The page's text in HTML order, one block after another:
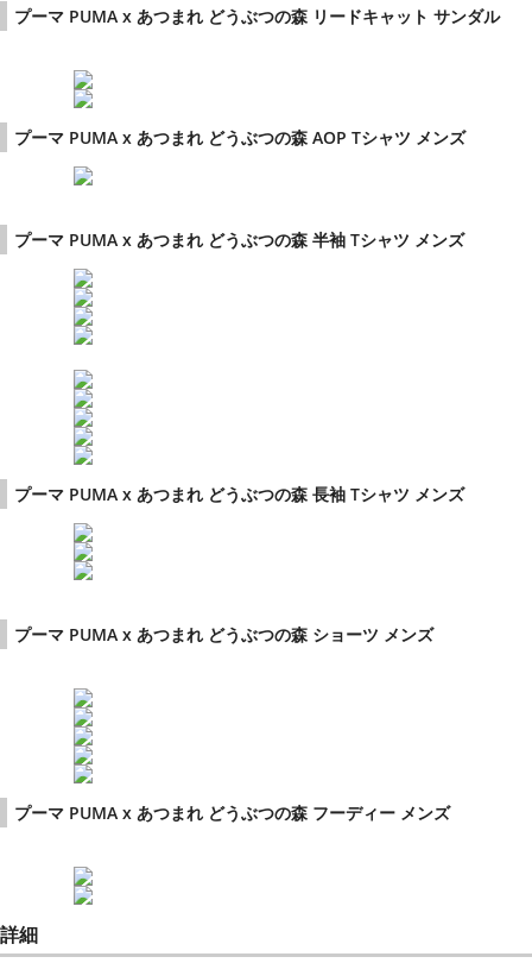
プーマ PUMA x あつまれ どうぶつの森 リードキャット サンダル
プーマ PUMA x あつまれ どうぶつの森 AOP Tシャツ メンズ
プーマ PUMA x あつまれ どうぶつの森 半袖 Tシャツ メンズ
プーマ PUMA x あつまれ どうぶつの森 長袖 Tシャツ メンズ
プーマ PUMA x あつまれ どうぶつの森 ショーツ メンズ
プーマ PUMA x あつまれ どうぶつの森 フーディー メンズ
詳細